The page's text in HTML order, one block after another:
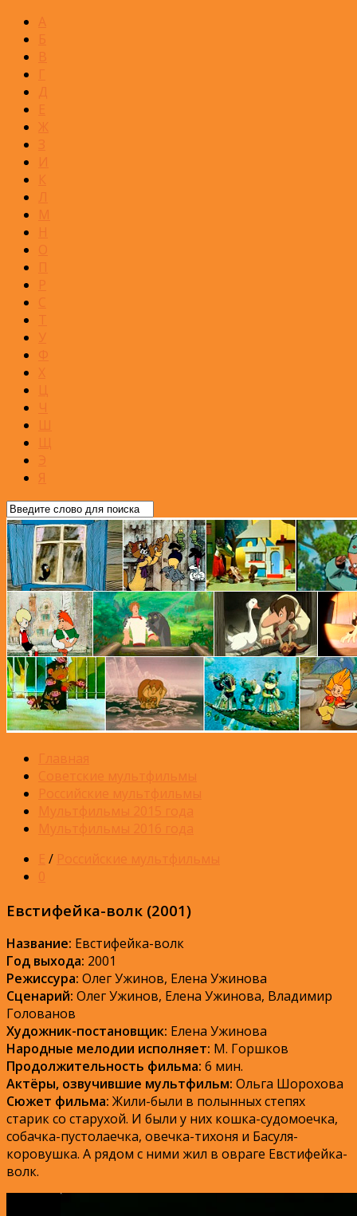
А
Б
В
Г
Д
Е
Ж
З
И
К
Л
М
Н
О
П
Р
С
Т
У
Ф
Х
Ц
Ч
Ш
Щ
Э
Я
Главная
Советские мультфильмы
Российские мультфильмы
Мультфильмы 2015 года
Мультфильмы 2016 года
Е / Российские мультфильмы
0
Евстифейка-волк (2001)
Название: Евстифейка-волк
Год выхода: 2001
Режиссура: Олег Ужинов, Елена Ужинова
Сценарий: Олег Ужинов, Елена Ужинова, Владимир
Голованов
Художник-постановщик: Елена Ужинова
Народные мелодии исполняет: М. Горшков
Продолжительность фильма: 6 мин.
Актёры, озвучившие мультфильм: Ольга Шорохова
Сюжет фильма: Жили-были в полынных степях
старик со старухой. И были у них кошка-судомоечка,
собачка-пустолаечка, овечка-тихоня и Басуля-
коровушка. А рядом с ними жил в овраге Евстифейка-
волк.